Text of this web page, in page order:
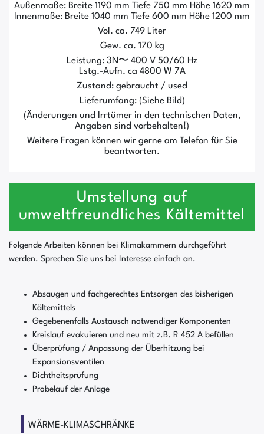
Außenmaße: Breite 1190 mm Tiefe 750 mm Höhe 1620 mm
Innenmaße: Breite 1040 mm Tiefe 600 mm Höhe 1200 mm
Vol. ca. 749 Liter
Gew. ca. 170 kg
Leistung: 3N〜 400 V 50/60 Hz
Lstg.-Aufn. ca 4800 W 7A
Zustand: gebraucht / used
Lieferumfang: (Siehe Bild)
(Änderungen und Irrtümer in den technischen Daten,
Angaben sind vorbehalten!)
Weitere Fragen können wir gerne am Telefon für Sie
beantworten.
Umstellung auf
umweltfreundliches Kältemittel
Folgende Arbeiten können bei Klimakammern durchgeführt
werden. Sprechen Sie uns bei Interesse einfach an.
Absaugen und fachgerechtes Entsorgen des bisherigen
Kältemittels
Gegebenenfalls Austausch notwendiger Komponenten
Kreislauf evakuieren und neu mit z.B. R 452 A befüllen
Überprüfung / Anpassung der Überhitzung bei
Expansionsventilen
Dichtheitsprüfung
Probelauf der Anlage
WÄRME-KLIMASCHRÄNKE